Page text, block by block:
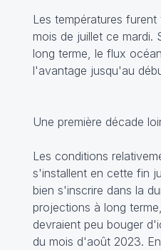
Les températures
mois de juillet ce mardi.
long terme, le flux
l'avantage jusqu'au
Une première décade
Les conditions
s'installent en cette fin
bien s'inscrire dans la
projections à long
devraient peu bouger
du mois d'août 2023.